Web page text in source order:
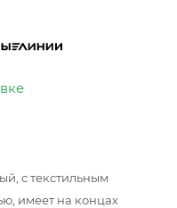
с текстильным
имеет на концах